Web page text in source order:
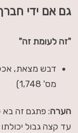
גם אם ידי
"זה לעומת זה"
דבש מצאת, אכל
מס' 1,748)
הערה: פתגם זה בא
עד קצה גבול